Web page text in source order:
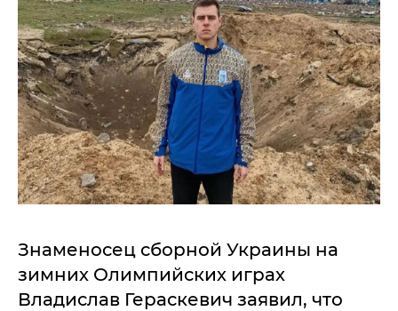
Знаменосец сборной Украины на
зимних Олимпийских играх
Владислав Гераскевич заявил, что